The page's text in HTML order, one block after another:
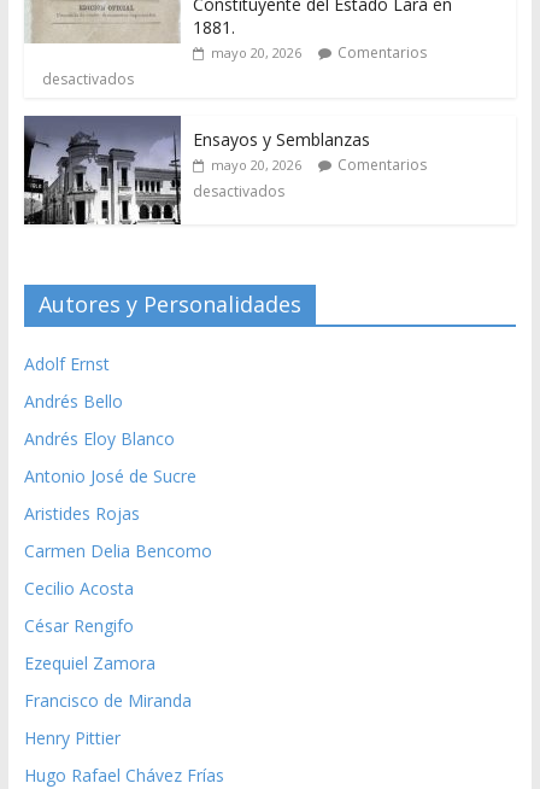
1881.
mayo 20, 2026
Comentarios
desactivados
Ensayos y Semblanzas
mayo 20, 2026
Comentarios
desactivados
Autores y Personalidades
Adolf Ernst
Andrés Bello
Andrés Eloy Blanco
Antonio José de Sucre
Aristides Rojas
Carmen Delia Bencomo
Cecilio Acosta
César Rengifo
Ezequiel Zamora
Francisco de Miranda
Henry Pittier
Hugo Rafael Chávez Frías